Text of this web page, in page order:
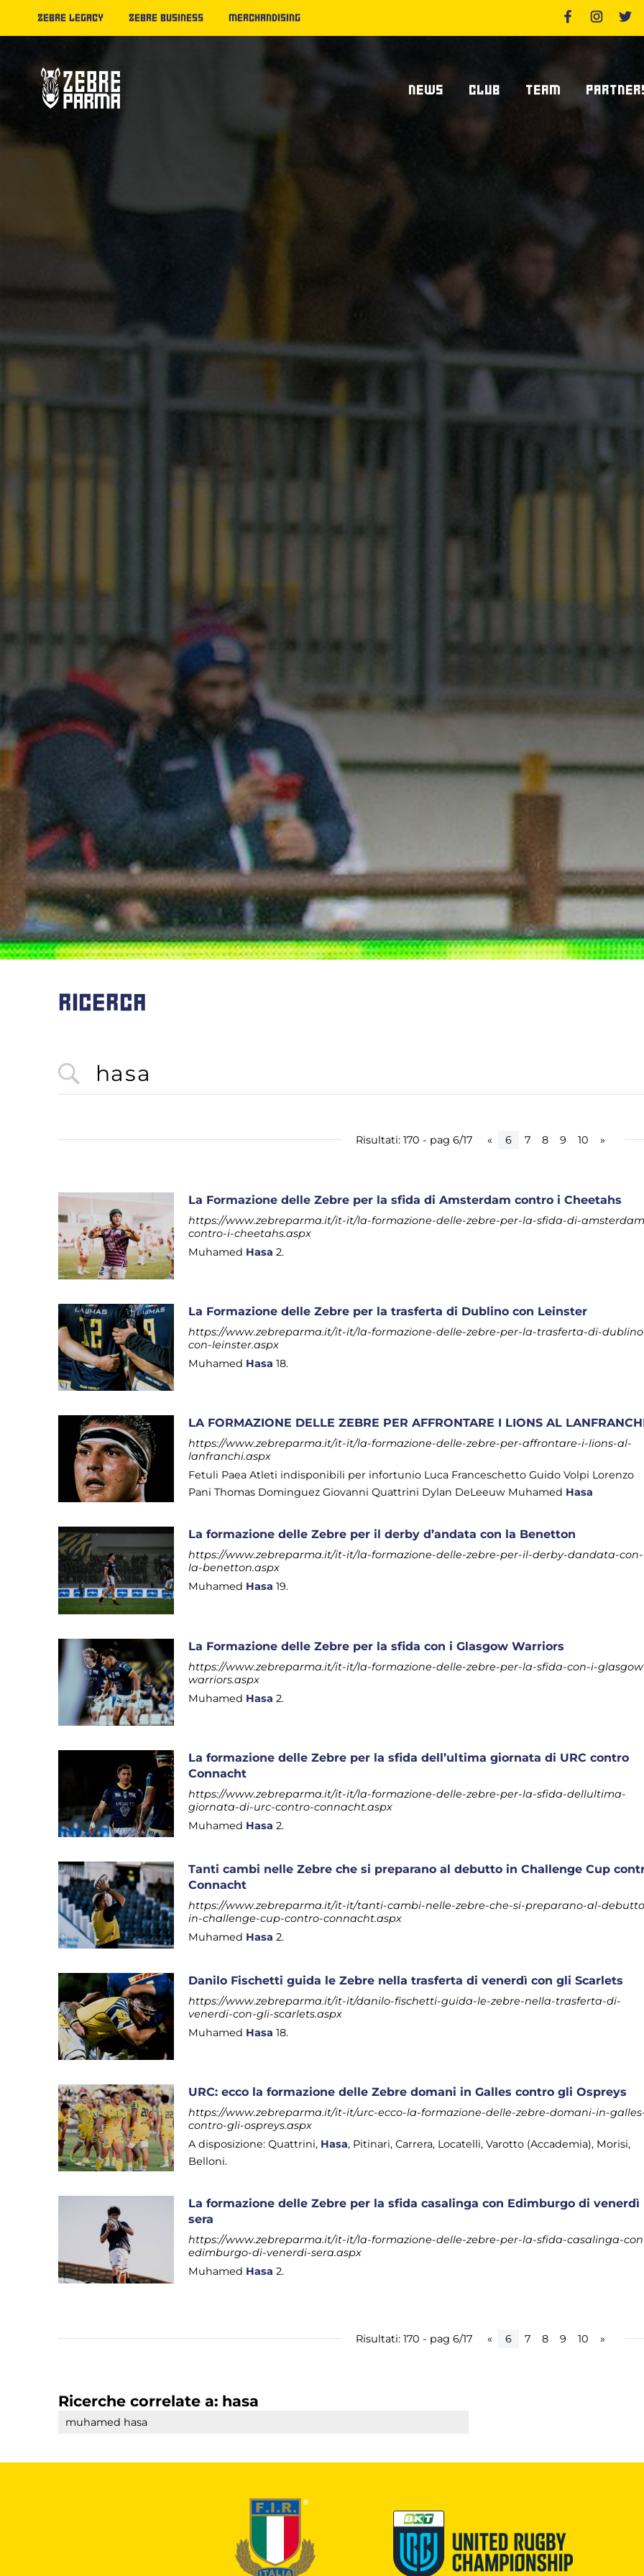
ZEBRE LEGACY ZEBRE BUSINESS MERCHANDISING
NEWS CLUB TEAM
RICERCA
Risultati: 170 - pag 6/17 « 6 7 8 9 10 »
La Formazione delle Zebre per la sfida di Amsterdam contro i Cheetahs
https://www.zebreparma.it/it-it/la-formazione-delle-zebre-per-la-sfida-di-
contro-i-cheetahs.aspx
Muhamed Hasa 2.
La Formazione delle Zebre per la trasferta di Dublino con Leinster
https://www.zebreparma.it/it-it/la-formazione-delle-zebre-per-la-trasferta-di-
con-leinster.aspx
Muhamed Hasa 18.
LA FORMAZIONE DELLE ZEBRE PER AFFRONTARE I LIONS AL
https://www.zebreparma.it/it-it/la-formazione-delle-zebre-per-affrontare-i-lions-al-
lanfranchi.aspx
Fetuli Paea Atleti indisponibili per infortunio Luca Franceschetto Guido Volpi Lorenzo
Pani Thomas Dominguez Giovanni Quattrini Dylan DeLeeuw Muhamed Hasa
La formazione delle Zebre per il derby d’andata con la Benetton
https://www.zebreparma.it/it-it/la-formazione-delle-zebre-per-il-derby-dandata-con-
la-benetton.aspx
Muhamed Hasa 19.
La Formazione delle Zebre per la sfida con i Glasgow Warriors
https://www.zebreparma.it/it-it/la-formazione-delle-zebre-per-la-sfida-con-i-
warriors.aspx
Muhamed Hasa 2.
La formazione delle Zebre per la sfida dell’ultima giornata di URC contro
Connacht
https://www.zebreparma.it/it-it/la-formazione-delle-zebre-per-la-sfida-dellultima-
giornata-di-urc-contro-connacht.aspx
Muhamed Hasa 2.
Tanti cambi nelle Zebre che si preparano al debutto in Challenge Cup
Connacht
https://www.zebreparma.it/it-it/tanti-cambi-nelle-zebre-che-si-preparano-al-
in-challenge-cup-contro-connacht.aspx
Muhamed Hasa 2.
Danilo Fischetti guida le Zebre nella trasferta di venerdì con gli Scarlets
https://www.zebreparma.it/it-it/danilo-fischetti-guida-le-zebre-nella-trasferta-di-
venerdi-con-gli-scarlets.aspx
Muhamed Hasa 18.
URC: ecco la formazione delle Zebre domani in Galles contro gli Ospreys
https://www.zebreparma.it/it-it/urc-ecco-la-formazione-delle-zebre-domani-in-
contro-gli-ospreys.aspx
A disposizione: Quattrini, Hasa, Pitinari, Carrera, Locatelli, Varotto (Accademia), Morisi,
Belloni.
La formazione delle Zebre per la sfida casalinga con Edimburgo di venerdì
sera
https://www.zebreparma.it/it-it/la-formazione-delle-zebre-per-la-sfida-casalinga-
edimburgo-di-venerdi-sera.aspx
Muhamed Hasa 2.
Risultati: 170 - pag 6/17 « 6 7 8 9 10 »
Ricerche correlate a: hasa
muhamed hasa